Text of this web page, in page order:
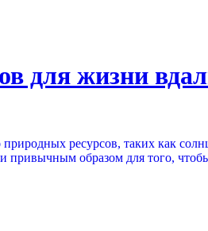
для жизни
ресурсов, таких как
привычным образом для того,